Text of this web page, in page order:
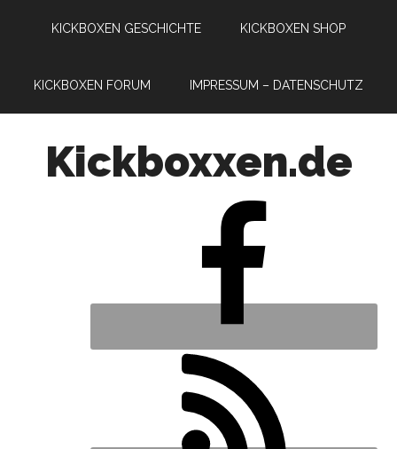
KICKBOXEN GESCHICHTE KICKBOXEN SHOP
KICKBOXEN FORUM IMPRESSUM – DATENSCHUTZ
Kickboxxen.de